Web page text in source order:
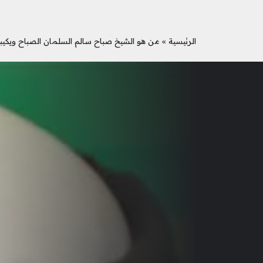
الرئيسية » من هو الشيخ صباح سالم السلمان الصباح